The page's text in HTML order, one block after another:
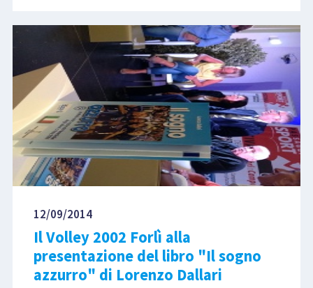
12/09/2014
Il Volley 2002 Forlì alla
presentazione del libro "Il sogno
azzurro" di Lorenzo Dallari